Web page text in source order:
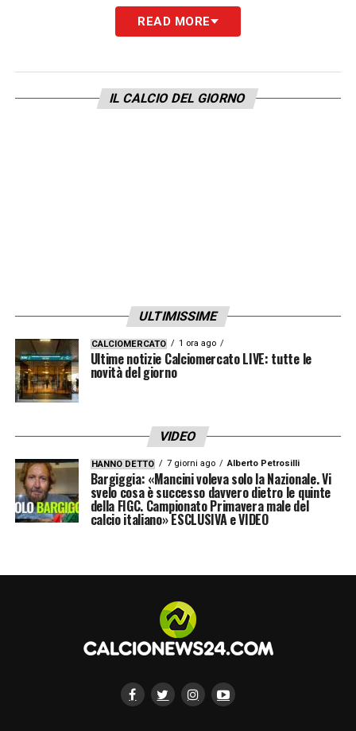
READ MORE
IL CALCIO DEL GIORNO
ULTIMISSIME
CALCIOMERCATO 1 ora ago
Ultime notizie Calciomercato LIVE: tutte le
novità del giorno
VIDEO
HANNO DETTO 7 giorni ago Alberto Petrosilli
Bargiggia: «Mancini voleva solo la Nazionale. Vi
svelo cosa è successo davvero dietro le quinte
della FIGC. Campionato Primavera male del
calcio italiano» ESCLUSIVA e VIDEO